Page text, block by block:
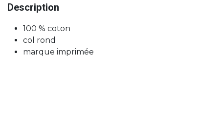
Description
100 % coton
col rond
marque imprimée